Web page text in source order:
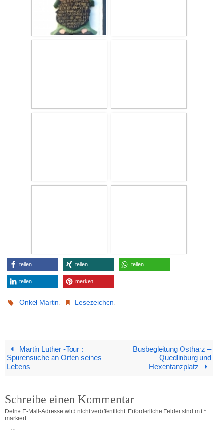
teilen teilen teilen
teilen merken
Onkel Martin. Lesezeichen.
Martin Luther -Tour :
Spurensuche an Orten seines
Lebens
Busbegleitung Ostharz –
Quedlinburg und
Hexentanzplatz
Schreibe einen Kommentar
Deine E-Mail-Adresse wird nicht veröffentlicht. Erforderliche Felder sind mit *
markiert